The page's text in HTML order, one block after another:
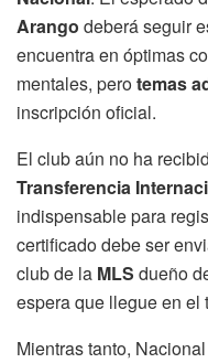
Arango deberá seguir
encuentra en óptimas
mentales, perotemas
inscripción oficial.
El club aún no ha
Transferencia
indispensable para
certificado debe ser
club de la MLS dueño
espera que llegue en el
Mientras tanto,